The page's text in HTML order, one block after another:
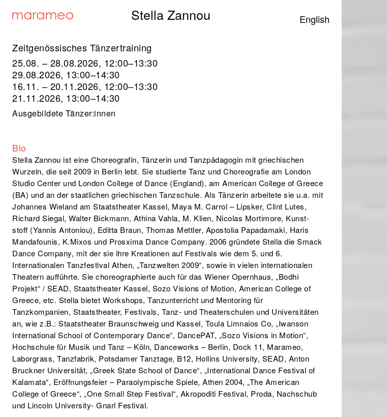
Stella Zannou English
Zeitgenössisches Tänzertraining
25.08. – 28.08.2026, 12:00–13:30
29.08.2026, 13:00–14:30
16.11. – 20.11.2026, 12:00–13:30
21.11.2026, 13:00–14:30
Ausgebildete Tänzer:innen
Bio
Stella Zannou ist eine Choreografin, Tänzerin und Tanzpädagogin mit griechischen
Wurzeln, die seit 2009 in Berlin lebt. Sie studierte Tanz und Choreografie am London
Studio Center und London College of Dance (England), am American College of Greece
(BA) und an der staatlichen griechischen Tanzschule. Als Tänzerin arbeitete sie u.a. mit
Johannes Wieland am Staatstheater Kassel, Maya M. Carrol – Lipsker, Clint Lutes,
Richard Siegal, Walter Bickmann, Athina Vahla, M. Klien, Nicolas Mortimore, Kunst-
stoff (Yannis Antoniou), Editta Braun, Thomas Mettler, Apostolia Papadamaki, Haris
Mandafounis, K.Mixos und Prosxima Dance Company. 2006 gründete Stella die Smack
Dance Company, mit der sie ihre Kreationen auf Festivals wie dem 5. und 6.
Internationalen Tanzfestival Athen, „Tanzwelten 2009“, sowie in vielen internationalen
Theatern aufführte. Sie choreographierte auch für das Wiener Opernhaus, „Bodhi
Projekt“ / SEAD, Staatstheater Kassel, Sozo Visions of Motion, American College of
Greece, etc. Stella bietet Workshops, Tanzunterricht und Mentoring für
Tanzkompanien, Staatstheater, Festivals, Tanz- und Theaterschulen und Universitäten
an, wie z.B.: Staatstheater Braunschweig und Kassel, Toula Limnaios Co, „Iwanson
International School of Contemporary Dance“, DancePAT, „Sozo Visions in Motion“,
Hochschule für Musik und Tanz – Köln, Danceworks – Berlin, Dock 11, Marameo,
Laborgrass, Tanzfabrik, Potsdamer Tanztage, B12, Hollins University, SEAD, Anton
Bruckner Universität, „Greek State School of Dance“, „International Dance Festival of
Kalamata“, Eröffnungsfeier – Paraolympische Spiele, Athen 2004, „The American
College of Greece“, „One Small Step Festival“, Akropoditi Festival, Proda, Nachschub
und Lincoln University- Gnarl Festival.